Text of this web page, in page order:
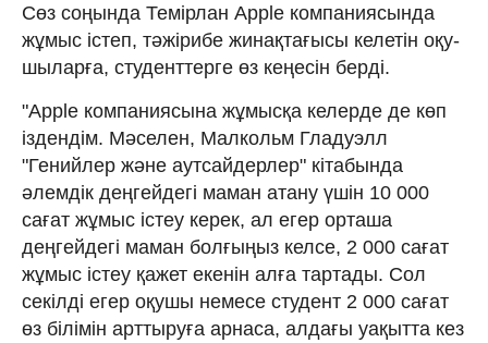
Сөз соңында Темірлан Apple ком­паниясында
жұмыс істеп, тә­жірибе жинақтағысы келетін оқу­
шы­ларға, студенттерге өз кеңесін берді.
"Apple компаниясына жұмысқа келерде де көп
іздендім. Мәселен, Малкольм Гладуэлл
"Генийлер және аутсайдерлер" кі­табында
әлемдік деңгейдегі маман атану үшін 10 000
сағат жұмыс істеу керек, ал егер ор­таша
деңгейдегі маман болғыңыз келсе, 2 000 сағат
жұмыс істеу қажет екенін алға тар­тады. Сол
секілді егер оқушы немесе сту­дент 2 000 сағат
өз білімін арттыруға арнаса, алдағы уақытта кез